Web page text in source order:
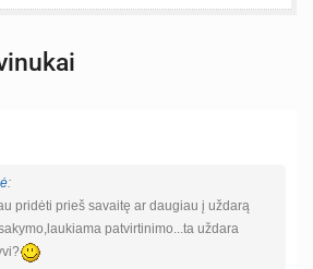
:
pridėti prieš savaitę ar daugiau į uždarą
patvirtinimo...ta uždara